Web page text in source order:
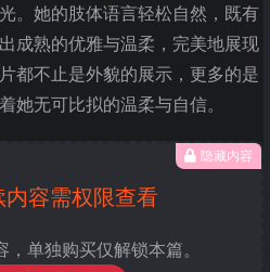
。她的肢体语言轻松自然，既有
成熟的优雅与温柔，完美地展现
都不止是外貌的展示，更多的是
她无可比拟的温柔与自信。
隐藏内容
容需权限查看
单独购买仅解锁本篇。